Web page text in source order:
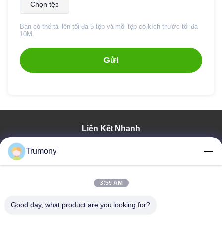
Chọn tệp
Bạn có thể tải lên tối đa 5 tệp và mỗi tệp có kích thước tối đa
10M.
Gửi
Liên Kết Nhanh
Về Chúng Tôi
Kiểm Soát Chất Lượng
Trumony
3:55 AM
Good day, what product are you looking for?